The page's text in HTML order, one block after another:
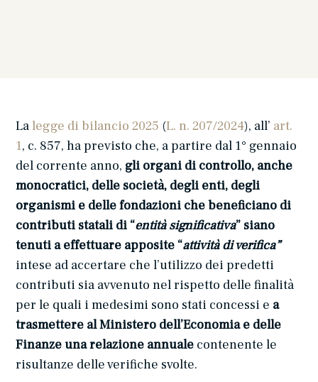
La legge di bilancio 2025 (L. n. 207/2024), all’ art.
1, c. 857, ha previsto che, a partire dal 1° gennaio
del corrente anno, gli organi di controllo, anche
monocratici, delle società, degli enti, degli
organismi e delle fondazioni che beneficiano di
contributi statali di “entità significativa” siano
tenuti a effettuare apposite “attività di verifica”
intese ad accertare che l’utilizzo dei predetti
contributi sia avvenuto nel rispetto delle finalità
per le quali i medesimi sono stati concessi e a
trasmettere al Ministero dell’Economia e delle
Finanze una relazione annuale contenente le
risultanze delle verifiche svolte.